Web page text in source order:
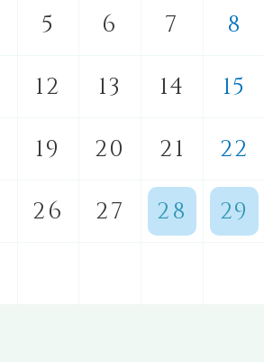
5 6 7
8
12 13 14
15
19 20 21
22
26 27 28
29